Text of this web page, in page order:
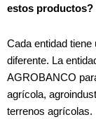
estos productos?
Cada entidad tiene
diferente. La
AGROBANCO
agrícola,
terrenos agrícolas.